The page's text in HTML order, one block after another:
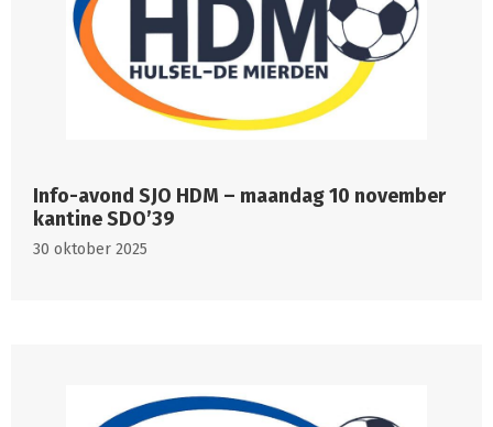
Info-avond SJO HDM – maandag 10 november
kantine SDO’39
30 oktober 2025